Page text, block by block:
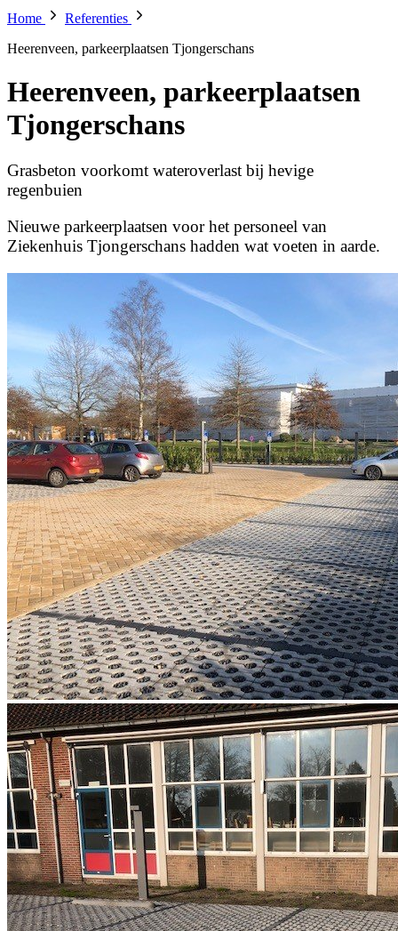
Home
Referenties
Heerenveen, parkeerplaatsen Tjongerschans
Heerenveen, parkeerplaatsen
Tjongerschans
Grasbeton voorkomt wateroverlast bij hevige
regenbuien
Nieuwe parkeerplaatsen voor het personeel van
Ziekenhuis Tjongerschans hadden wat voeten in aarde.